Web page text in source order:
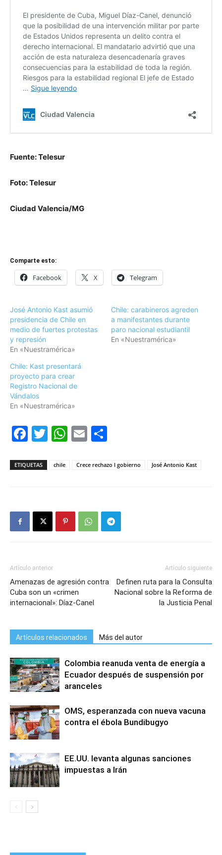
Fuente: Telesur
Foto: Telesur
Ciudad Valencia/MG
Comparte esto:
Facebook X Telegram
José Antonio Kast asumió
presidencia de Chile en
medio de fuertes protestas
y represión
En «Nuestramérica»
Chile: carabineros agreden
a manifestantes durante
paro nacional estudiantil
En «Nuestramérica»
Chile: Kast presentará
proyecto para crear
Registro Nacional de
Vándalos
En «Nuestramérica»
Facebook
Twitter
WhatsApp
Email
ETIQUETAS chile Crece rechazo l gobierno José Antonio Kast
Artículo anterior
Amenazas de agresión contra
Cuba son un «crimen
internacional»: Díaz-Canel
Artículo siguiente
Definen ruta para la Consulta
Nacional sobre la Reforma de
la Justicia Penal
Artículos relacionados Más del autor
Colombia reanuda venta de energía a
Ecuador después de suspensión por
aranceles
OMS, esperanzada con nueva vacuna
contra el ébola Bundibugyo
EE.UU. levanta algunas sanciones
impuestas a Irán